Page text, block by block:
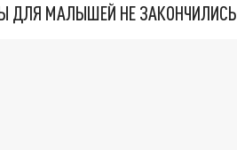
ДЛЯ МАЛЫШЕЙ НЕ ЗАКОНЧИЛИСЬ